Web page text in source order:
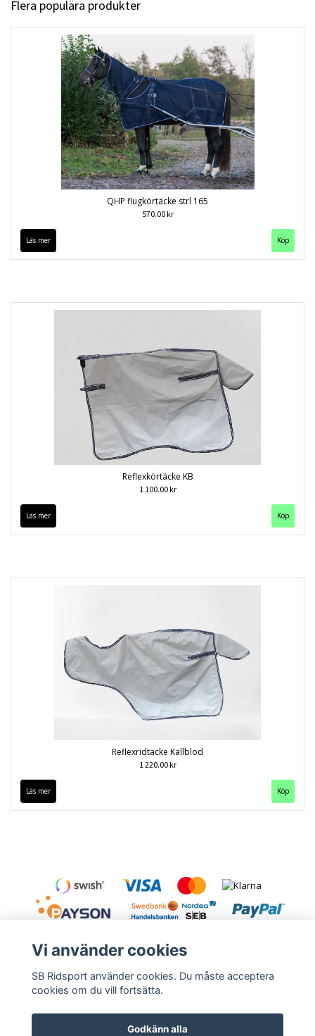
Flera populära produkter
QHP flugkörtäcke strl 165
570.00 kr
Läs mer Köp
Reflexkörtäcke KB
1 100.00 kr
Läs mer Köp
Reflexridtäcke Kallblod
1 220.00 kr
Läs mer Köp
Kontakt Leveranstid & frakt Köpvillkor
Vi använder cookies
SB Ridsport använder cookies. Du måste acceptera
cookies om du vill fortsätta.
Godkänn alla